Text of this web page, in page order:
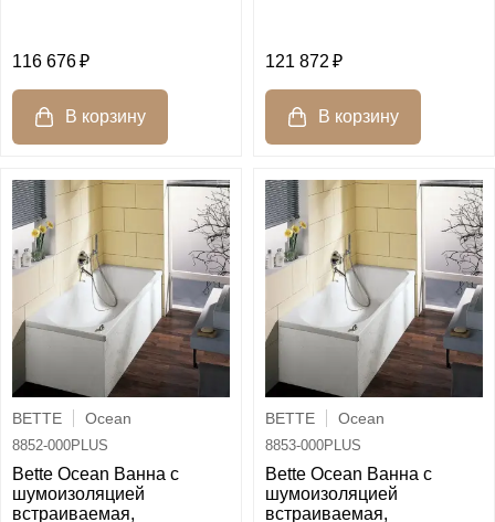
116 676 121 872
BETTE Ocean
8852-000PLUS
Bette Ocean Ванна с
шумоизоляцией
встраиваемая,
BETTE Ocean
8853-000PLUS
Bette Ocean Ванна с
шумоизоляцией
встраиваемая,